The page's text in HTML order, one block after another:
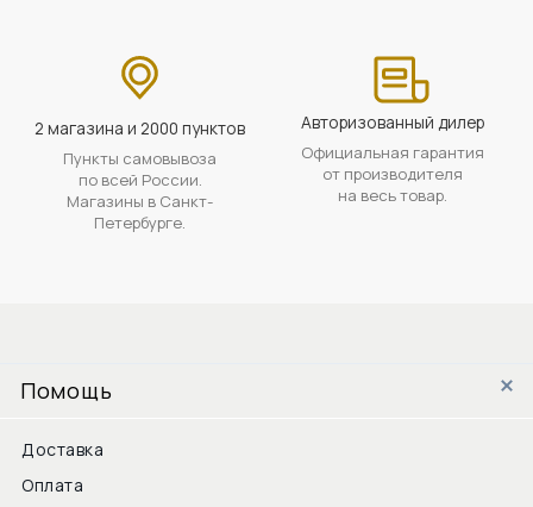
2 магазина и 2000 пунктов
Пункты самовывоза
по всей России.
Магазины в Санкт-
Петербурге.
Авторизованный дилер
Официальная гарантия
от производителя
на весь товар.
Помощь
Доставка
Оплата